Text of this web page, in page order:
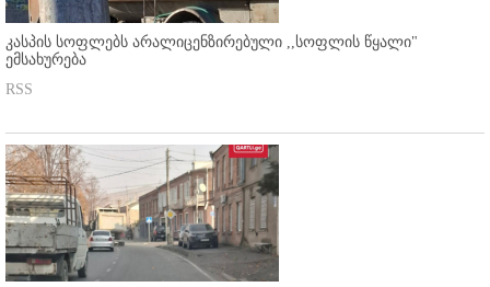
კასპის სოფლებს არალიცენზირებული ,,სოფლის წყალი"
ემსახურება
RSS